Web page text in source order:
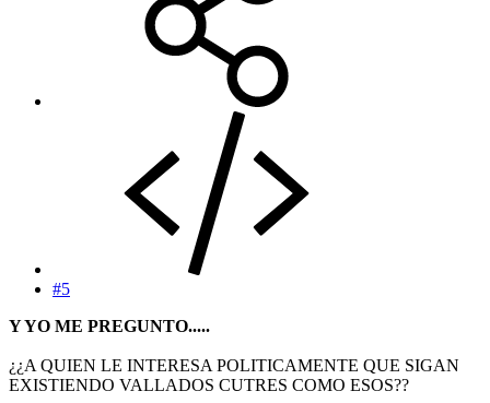
#5
Y YO ME PREGUNTO.....
¿¿A QUIEN LE INTERESA POLITICAMENTE QUE SIGAN
EXISTIENDO VALLADOS CUTRES COMO ESOS??